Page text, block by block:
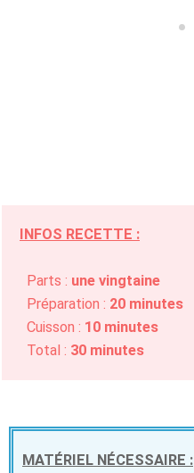
INFOS RECETTE :
Parts : une vingtaine
Préparation : 20 minutes
Cuisson : 10 minutes
Total : 30 minutes
MATÉRIEL NÉCESSAIRE :